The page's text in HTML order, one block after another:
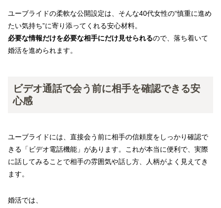
ユーブライドの柔軟な公開設定は、そんな40代女性の“慎重に進め
たい気持ち”に寄り添ってくれる安心材料。
必要な情報だけを必要な相手にだけ見せられるので、落ち着いて
婚活を進められます。
ビデオ通話で会う前に相手を確認できる安
心感
ユーブライドには、直接会う前に相手の信頼度をしっかり確認で
きる「ビデオ電話機能」があります。これが本当に便利で、実際
に話してみることで相手の雰囲気や話し方、人柄がよく見えてき
ます。
婚活では、